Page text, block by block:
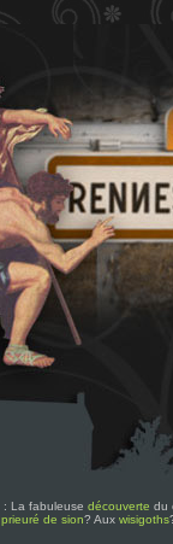
: La fabuleuse découverte du
prieuré de sion? Aux wisigoths